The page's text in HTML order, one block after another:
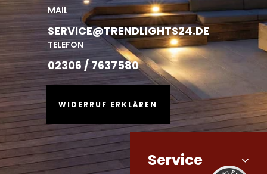
MAIL
SERVICE@TRENDLIGHTS24.DE
TELEFON
02306 / 7637580
WIDERRUF ERKLÄREN
Service
Kundenbewertungen und Erfahrungen zu